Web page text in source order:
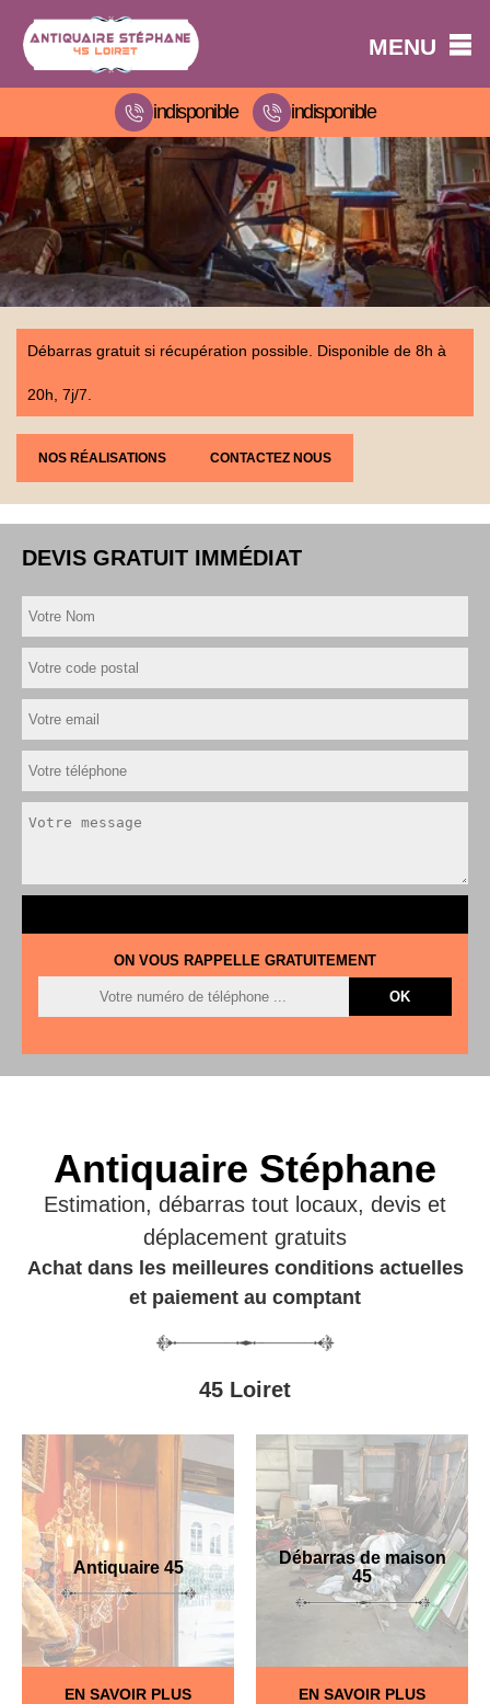
MENU
indisponible indisponible
Débarras gratuit si récupération possible. Disponible de 8h à
20h, 7j/7.
NOS RÉALISATIONS CONTACTEZ NOUS
DEVIS GRATUIT IMMÉDIAT
ON VOUS RAPPELLE GRATUITEMENT
Antiquaire Stéphane
Estimation, débarras tout locaux, devis et
déplacement gratuits
Achat dans les meilleures conditions actuelles
et paiement au comptant
45 Loiret
Antiquaire 45
EN SAVOIR PLUS
Débarras de maison
45
EN SAVOIR PLUS